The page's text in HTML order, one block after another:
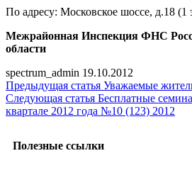
По адресу: Московское шоссе, д.18 (1
Межрайонная Инспекция ФНС
области
spectrum_admin 19.10.2012
Предыдущая статья Уважаемые
Следующая статья Бесплатные
квартале 2012 года №10 (123) 2012
Полезные ссылки